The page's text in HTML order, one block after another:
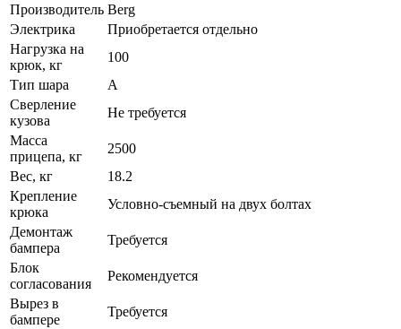
Производитель Berg
Электрика
Приобретается отдельно
Нагрузка на
крюк, кг
100
Тип шара
А
Сверление
кузова
Не требуется
Масса
прицепа, кг
2500
Вес, кг
18.2
Крепление
крюка
Условно-съемный на двух болтах
Демонтаж
бампера
Требуется
Блок
согласования
Рекомендуется
Вырез в
бампере
Требуется